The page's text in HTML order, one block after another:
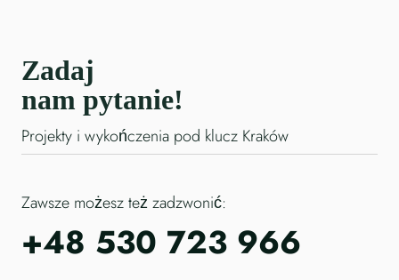
Zadaj
nam pytanie!
Projekty i wykończenia pod klucz Kraków
Zawsze możesz też zadzwonić:
+48 530 723 966